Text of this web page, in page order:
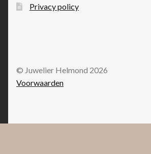
Privacy policy
© Juwelier Helmond 2026
Voorwaarden